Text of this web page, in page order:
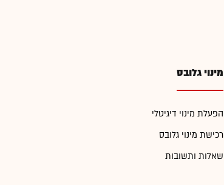
מינוי גלובס
הפעלת מינוי דיגיטלי
רכישת מינוי גלובס
שאלות ותשובות